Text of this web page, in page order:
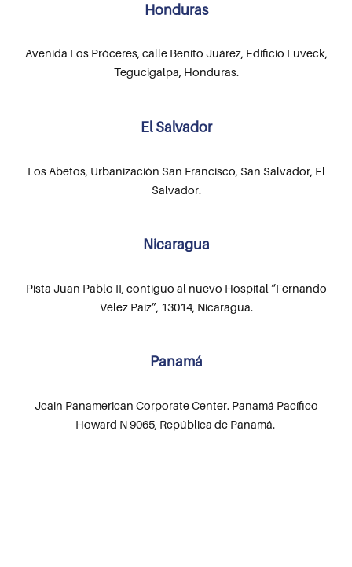
Honduras
Avenida Los Próceres, calle Benito Juárez, Edificio Luveck,
Tegucigalpa, Honduras.
El Salvador
Los Abetos, Urbanización San Francisco, San Salvador, El
Salvador.
Nicaragua
Pista Juan Pablo II, contiguo al nuevo Hospital “Fernando
Vélez Paíz”, 13014, Nicaragua.
Panamá
Jcain Panamerican Corporate Center. Panamá Pacífico
Howard N 9065, República de Panamá.